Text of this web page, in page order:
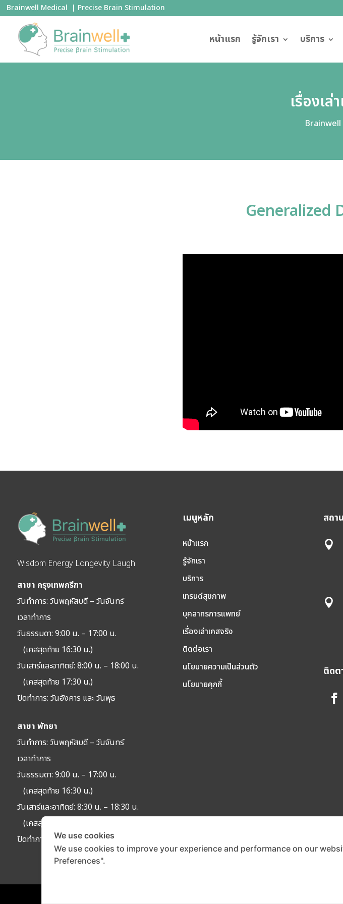
Brainwell Medical | Precise Brain Stimulation
หน้าแรก รู้จักเรา บริการ
เรื่องเล่
Generalized
Wisdom Energy Longevity Laugh
สาขา กรุงเทพกรีฑา
วันทำการ: วันพฤหัสบดี – วันจันทร์
เวลาทำการ
วันธรรมดา: 9:00 น. – 17:00 น.
(เคสสุดท้าย 16:30 น.)
วันเสาร์และอาทิตย์: 8:00 น. – 18:00 น.
(เคสสุดท้าย 17:30 น.)
ปิดทำการ: วันอังคาร และ วันพุธ
สาขา พัทยา
วันทำการ: วันพฤหัสบดี – วันจันทร์
เวลาทำการ
วันธรรมดา: 9:00 น. – 17:00 น.
(เคสสุดท้าย 16:30 น.)
วันเสาร์และอาทิตย์: 8:30 น. – 18:30 น.
(เคสสุดท้าย 18:00 น.)
ปิดทำการ:
วันอังคาร และ วันพุธ
เมนูหลัก
หน้าแรก
รู้จักเรา
บริการ
เทรนด์สุขภาพ
บุคลากรการแพทย์
เรื่องเล่าเคสจริง
ติดต่อเรา
นโยบายความเป็นส่วนตัว
นโยบายคุกกี้
สถา


ติดต
We use cookies
We use cookies to improve your experience and performance on our
Preferences".